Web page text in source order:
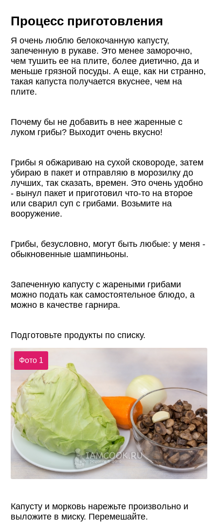
Процесс приготовления
Я очень люблю белокочанную капусту,
запеченную в рукаве. Это менее заморочно,
чем тушить ее на плите, более диетично, да и
меньше грязной посуды. А еще, как ни странно,
такая капуста получается вкуснее, чем на
плите.
Почему бы не добавить в нее жаренные с
луком грибы? Выходит очень вкусно!
Грибы я обжариваю на сухой сковороде, затем
убираю в пакет и отправляю в морозилку до
лучших, так сказать, времен. Это очень удобно
- вынул пакет и приготовил что-то на второе
или сварил суп с грибами. Возьмите на
вооружение.
Грибы, безусловно, могут быть любые: у меня -
обыкновенные шампиньоны.
Запеченную капусту с жареными грибами
можно подать как самостоятельное блюдо, а
можно в качестве гарнира.
Подготовьте продукты по списку.
Фото 1
Капусту и морковь нарежьте произвольно и
выложите в миску. Перемешайте.